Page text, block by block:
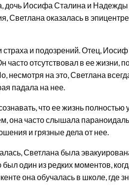
дочь Иосифа Сталина и
Светлана оказалась в
и подозрений. Отец,
часто отсутствовал в ее жизни,
несмотря на это, Светлана
падала на нее.
что ее жизнь полностью
она часто слышала
и грязные дела от нее.
Светлана была
один из редких моментов,
она обучалась в школе, где